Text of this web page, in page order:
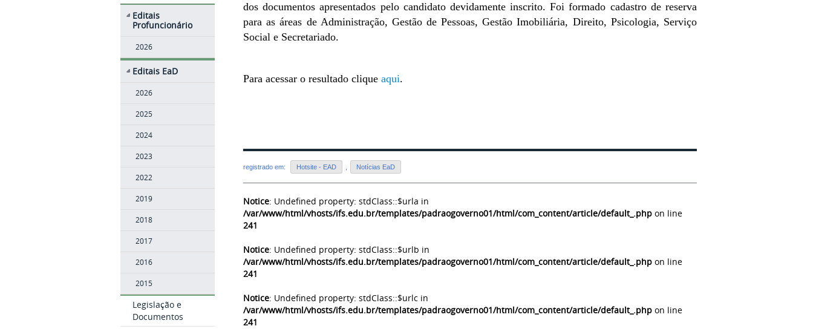
Editais
Profuncionário
2026
Editais EaD
2026
2025
2024
2023
2022
2019
2018
2017
2016
2015
Legislação e
Documentos
dos documentos apresentados pelo candidato devidamente inscrito. Foi formado cadastro de reserva
para as áreas de Administração, Gestão de Pessoas, Gestão Imobiliária, Direito, Psicologia, Serviço
Social e Secretariado.
Para acessar o resultado clique aqui.
registrado em: Hotsite - EAD Notícias EaD
Notice: Undefined property: stdClass::$urla in
/var/www/html/vhosts/ifs.edu.br/templates/padraogoverno01/html/com_content/article/default_.php on line
241
Notice: Undefined property: stdClass::$urlb in
/var/www/html/vhosts/ifs.edu.br/templates/padraogoverno01/html/com_content/article/default_.php on line
241
Notice: Undefined property: stdClass::$urlc in
/var/www/html/vhosts/ifs.edu.br/templates/padraogoverno01/html/com_content/article/default_.php on line
241